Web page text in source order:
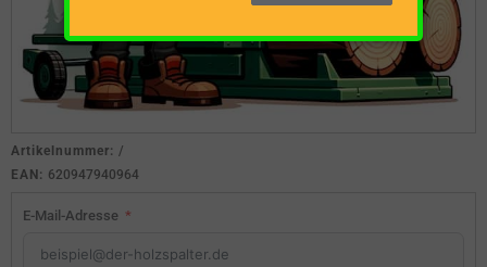
Artikelnummer: /
EAN: 620947940964
E-Mail-Adresse